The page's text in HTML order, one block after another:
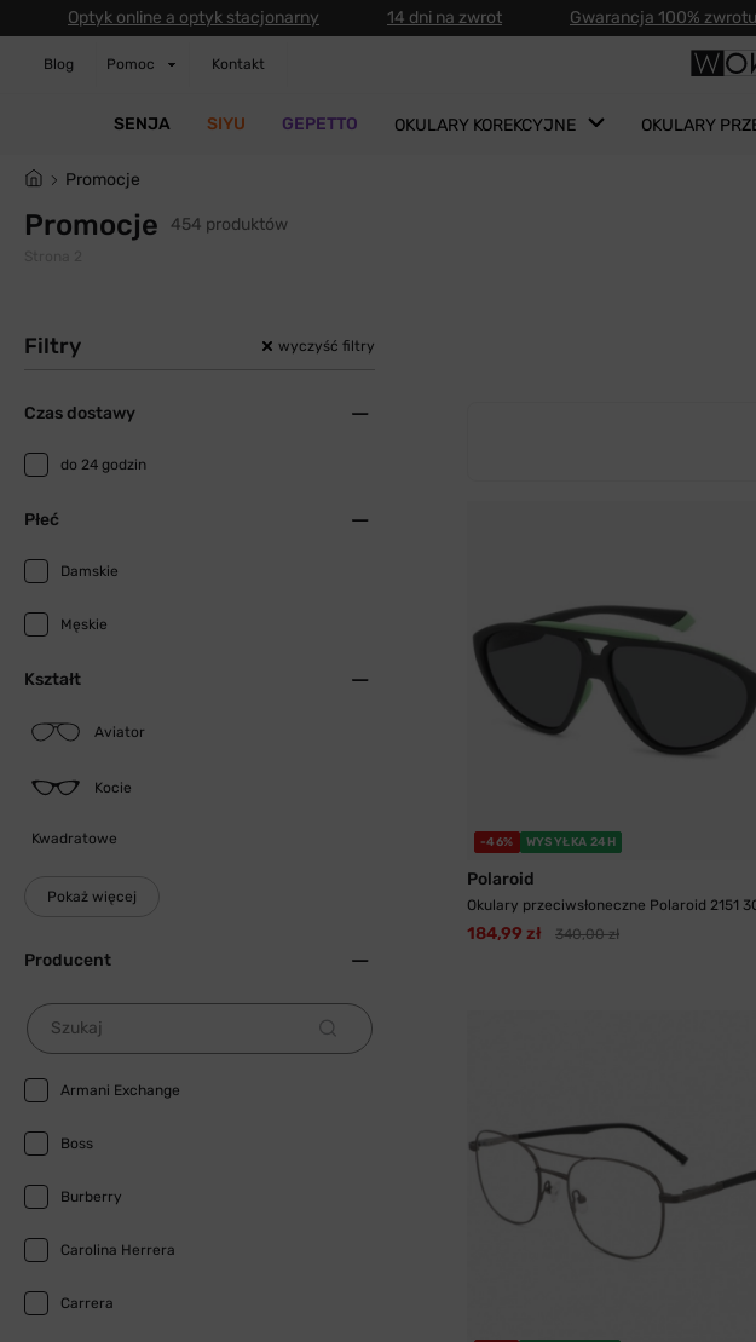
Optyk online a optyk stacjonarny 14 dni na zwrot Gwarancja 100% zwrotu
Blog Pomoc Kontakt
SENJA SIYU GEPETTO OKULARY KOREKCYJNE OKULARY
Promocje
Promocje 454 produktów
Filtry wyczyść filtry
Czas dostawy
do 24 godzin
Płeć
Damskie
Męskie
Kształt
Aviator
Kocie
Kwadratowe
Pokaż więcej
Producent
Szukaj
Armani Exchange
Boss
Burberry
Carolina Herrera
Carrera
-46% WYSYŁKA 24H
Polaroid
Okulary przeciwsłoneczne Polaroid 2151
184,99 zł 340,00 zł